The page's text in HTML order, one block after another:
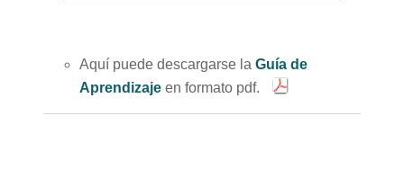
Aquí puede descargarse la Guía de
Aprendizaje en formato pdf.